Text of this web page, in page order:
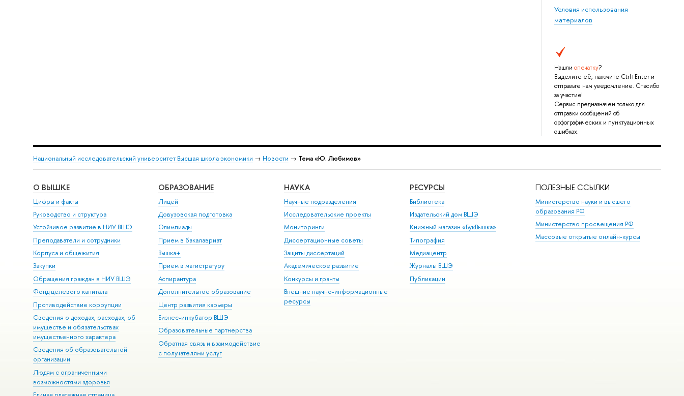
Условия использования
материалов
Нашли опечатку?
Выделите её, нажмите Ctrl+Enter и
отправьте нам уведомление. Спасибо
за участие!
Сервис предназначен только для
отправки сообщений об
орфографических и пунктуационных
ошибках.
Национальный исследовательский университет Высшая школа экономики → Новости → Тема «Ю. Любимов»
О ВЫШКЕ
Цифры и факты
Руководство и структура
Устойчивое развитие в НИУ ВШЭ
Преподаватели и сотрудники
Корпуса и общежития
Закупки
Обращения граждан в НИУ ВШЭ
Фонд целевого капитала
Противодействие коррупции
Сведения о доходах, расходах, об
имуществе и обязательствах
имущественного характера
Сведения об образовательной
организации
Людям с ограниченными
возможностями здоровья
ОБРАЗОВАНИЕ
Лицей
Довузовская подготовка
Олимпиады
Прием в бакалавриат
Вышка+
Прием в магистратуру
Аспирантура
Дополнительное образование
Центр развития карьеры
Бизнес-инкубатор ВШЭ
Образовательные партнерства
Обратная связь и взаимодействие
с получателями услуг
НАУКА
Научные подразделения
Исследовательские проекты
Мониторинги
Диссертационные советы
Защиты диссертаций
Академическое развитие
Конкурсы и гранты
Внешние научно-информационные
ресурсы
РЕСУРСЫ
Библиотека
Издательский дом ВШЭ
Книжный магазин «БукВышка»
Типография
Медиацентр
Журналы ВШЭ
Публикации
ПОЛЕЗНЫЕ ССЫЛКИ
Министерство науки и высшего
образования РФ
Министерство просвещения РФ
Массовые открытые онлайн-курсы